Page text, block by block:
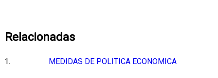
Relacionadas
MEDIDAS DE POLITICA ECONOMICA